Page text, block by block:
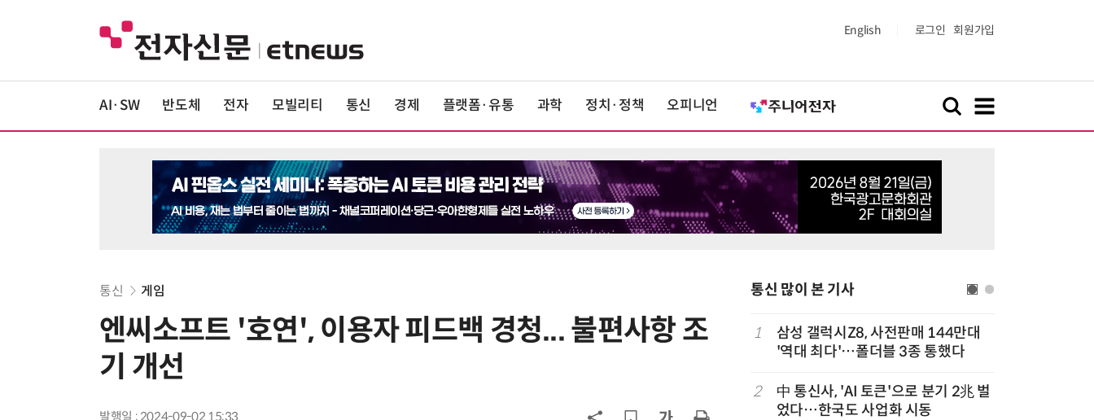
English 로그인 회원가입
AI·SW 반도체 전자 모빌리티 통신 경제 플랫폼·유통 과학 정치·정책 오피니언
통신 게임
엔씨소프트 '호연', 이용자 피드백 경청... 불편사항 조
기 개선
발행일 : 2024-09-02 15:33
통신 많이 본 기사
6
중고폰 안심 인증 50곳 돌파…고객
원…개발자 90%에 無수수료
1
삼성 갤럭시Z8, 사전판매 144만대
'역대 최다'…폴더블 3종 통했다
2
中 통신사, 'AI 토큰'으로 분기 2兆 벌
었다…한국도 사업화 시동